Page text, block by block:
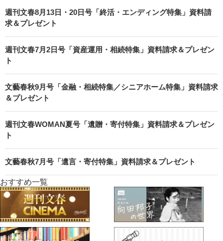
週刊文春8月13日・20日号「終活・エンディング特集」資料請
求＆プレゼント
週刊文春7月2日号「資産運用・相続特集」資料請求＆プレゼン
ト
文藝春秋9月号「金融・相続特集／シニアホーム特集」資料請求
＆プレゼント
週刊文春WOMAN夏号「遺贈・寄付特集」資料請求＆プレゼン
ト
文藝春秋7月号「遺言・寄付特集」資料請求＆プレゼント
おすすめ一覧